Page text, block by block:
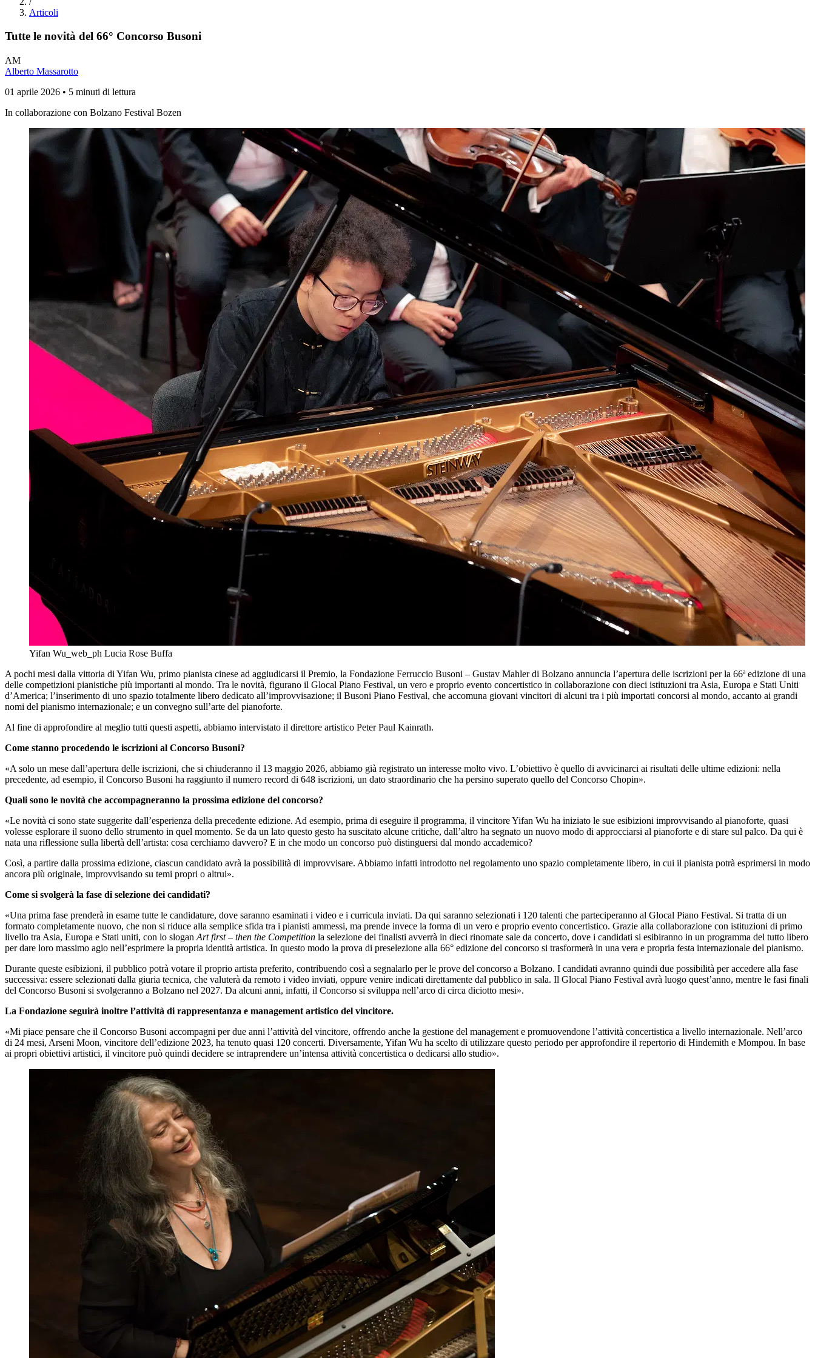
Articoli
Tutte le novità del 66° Concorso Busoni
AM
Alberto Massarotto
01 aprile 2026 • 5 minuti di lettura
In collaborazione con Bolzano Festival Bozen
Yifan Wu_web_ph Lucia Rose Buffa
A pochi mesi dalla vittoria di Yifan Wu, primo pianista cinese ad aggiudicarsi il Premio, la Fondazione Ferruccio Busoni – Gustav Mahler di Bolzano annuncia l’apertura delle iscrizioni per la 66ª edizione di una
delle competizioni pianistiche più importanti al mondo. Tra le novità, figurano il Glocal Piano Festival, un vero e proprio evento concertistico in collaborazione con dieci istituzioni tra Asia, Europa e Stati Uniti
d’America; l’inserimento di uno spazio totalmente libero dedicato all’improvvisazione; il Busoni Piano Festival, che accomuna giovani vincitori di alcuni tra i più importati concorsi al mondo, accanto ai grandi
nomi del pianismo internazionale; e un convegno sull’arte del pianoforte.
Al fine di approfondire al meglio tutti questi aspetti, abbiamo intervistato il direttore artistico Peter Paul Kainrath.
Come stanno procedendo le iscrizioni al Concorso Busoni?
«A solo un mese dall’apertura delle iscrizioni, che si chiuderanno il 13 maggio 2026, abbiamo già registrato un interesse molto vivo. L’obiettivo è quello di avvicinarci ai risultati delle ultime edizioni: nella
precedente, ad esempio, il Concorso Busoni ha raggiunto il numero record di 648 iscrizioni, un dato straordinario che ha persino superato quello del Concorso Chopin».
Quali sono le novità che accompagneranno la prossima edizione del concorso?
«Le novità ci sono state suggerite dall’esperienza della precedente edizione. Ad esempio, prima di eseguire il programma, il vincitore Yifan Wu ha iniziato le sue esibizioni improvvisando al pianoforte, quasi
volesse esplorare il suono dello strumento in quel momento. Se da un lato questo gesto ha suscitato alcune critiche, dall’altro ha segnato un nuovo modo di approcciarsi al pianoforte e di stare sul palco. Da qui è
nata una riflessione sulla libertà dell’artista: cosa cerchiamo davvero? E in che modo un concorso può distinguersi dal mondo accademico?
Così, a partire dalla prossima edizione, ciascun candidato avrà la possibilità di improvvisare. Abbiamo infatti introdotto nel regolamento uno spazio completamente libero, in cui il pianista potrà esprimersi in modo
ancora più originale, improvvisando su temi propri o altrui».
Come si svolgerà la fase di selezione dei candidati?
«Una prima fase prenderà in esame tutte le candidature, dove saranno esaminati i video e i curricula inviati. Da qui saranno selezionati i 120 talenti che parteciperanno al Glocal Piano Festival. Si tratta di un
formato completamente nuovo, che non si riduce alla semplice sfida tra i pianisti ammessi, ma prende invece la forma di un vero e proprio evento concertistico. Grazie alla collaborazione con istituzioni di primo
livello tra Asia, Europa e Stati uniti, con lo slogan Art first – then the Competition la selezione dei finalisti avverrà in dieci rinomate sale da concerto, dove i candidati si esibiranno in un programma del tutto libero
per dare loro massimo agio nell’esprimere la propria identità artistica. In questo modo la prova di preselezione alla 66° edizione del concorso si trasformerà in una vera e propria festa internazionale del pianismo.
Durante queste esibizioni, il pubblico potrà votare il proprio artista preferito, contribuendo così a segnalarlo per le prove del concorso a Bolzano. I candidati avranno quindi due possibilità per accedere alla fase
successiva: essere selezionati dalla giuria tecnica, che valuterà da remoto i video inviati, oppure venire indicati direttamente dal pubblico in sala. Il Glocal Piano Festival avrà luogo quest’anno, mentre le fasi finali
del Concorso Busoni si svolgeranno a Bolzano nel 2027. Da alcuni anni, infatti, il Concorso si sviluppa nell’arco di circa diciotto mesi».
La Fondazione seguirà inoltre l’attività di rappresentanza e management artistico del vincitore.
«Mi piace pensare che il Concorso Busoni accompagni per due anni l’attività del vincitore, offrendo anche la gestione del management e promuovendone l’attività concertistica a livello internazionale. Nell’arco
di 24 mesi, Arseni Moon, vincitore dell’edizione 2023, ha tenuto quasi 120 concerti. Diversamente, Yifan Wu ha scelto di utilizzare questo periodo per approfondire il repertorio di Hindemith e Mompou. In base
ai propri obiettivi artistici, il vincitore può quindi decidere se intraprendere un’intensa attività concertistica o dedicarsi allo studio».